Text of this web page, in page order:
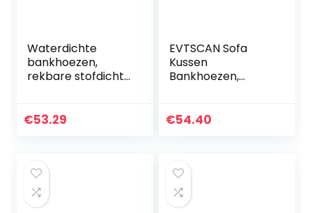
Waterdichte
bankhoezen,
rekbare stofdichte
bankhoes gebruikt
€53.29
EVTSCAN Sofa
Kussen
Bankhoezen,
Stofdichte Hoes
Fauteuil…
€54.40